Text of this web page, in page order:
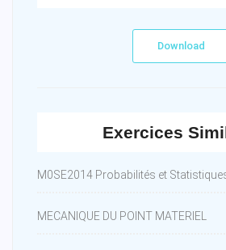
Download
Exercices
M0SE2014 Probabilités et
MECANIQUE DU POINT MATERIEL